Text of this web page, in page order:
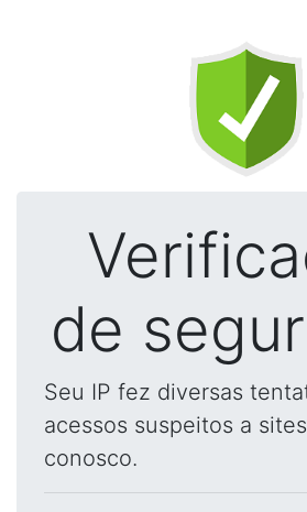
de
Seu IP fez diversas
acessos suspeitos a
conosco.